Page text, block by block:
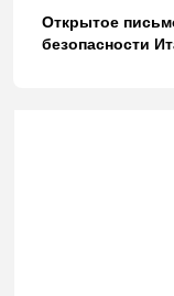
Открытое
безопасности